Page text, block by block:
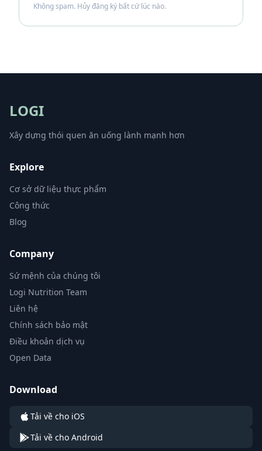
Không spam. Hủy đăng ký bất cứ lúc nào.
LOGI
Xây dựng thói quen ăn uống lành mạnh hơn
Explore
Cơ sở dữ liệu thực phẩm
Công thức
Blog
Company
Sứ mệnh của chúng tôi
Logi Nutrition Team
Liên hệ
Chính sách bảo mật
Điều khoản dịch vụ
Open Data
Download
Tải về cho iOS
Tải về cho Android